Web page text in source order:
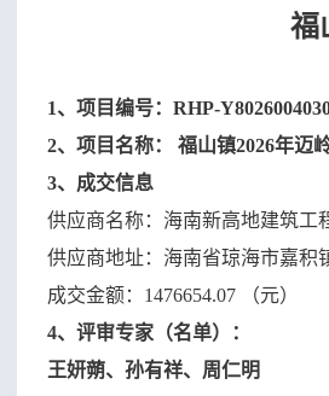
福
1、项目编号： RHP-
2、项目名称： 福山镇2026年迈
3、成交信息
供应商名称： 海南新高地建筑工
供应商地址：海南省琼海市嘉积
成交金额： 1476654.07
（元）
4、评审专家 （名单）
：
王妍蒴、孙有祥、周仁明